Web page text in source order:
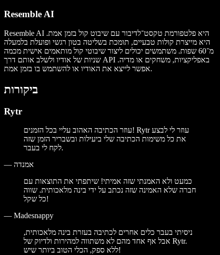
Resemble AI
Resemble AI היא פלטפורמת טקסט־לדיבור עם שיבוט קול בזמן אמת.
היא מייצרת קולות טבעיים, תומכת בשליטה בטון רגשי ופועלת בלמעלה
מ־60 שפות. משתמשים יכולים ליצור שיבוטי קול מותאמים אישית מכמה
שניות של אודיו ולשלב אותם דרך API באפליקציות, משחקים או מדיה.
אפשר לייצא את האודיו או להשתמש בו בזמן אמת.
ביקורות
Rytr
עוזר הכתיבה האהוב עליי בכל הזמנים! Rytr עוזר לי לבצע
את כל משימות הכתיבה שלי ביעילות ובשבריר הזמן שזה
לקח לי בעבר.
— אמנדה
כמעט ולא האמנתי שזה אמיתי! שיתפתי את התוצאות עם
חברה שלא האמינה שזה נכתב על ידי בינה מלאכותית. שווה
כל שקל!
— Madesnappy
ניסיתי בעבר כלים אחרים לכתיבה בעזרת בינה מלאכותית,
אבל אף אחד מהם לא משתווה למהירות ולדיוק של Rytr.
ללא ספק, הכלי הטוב ביותר שיש!